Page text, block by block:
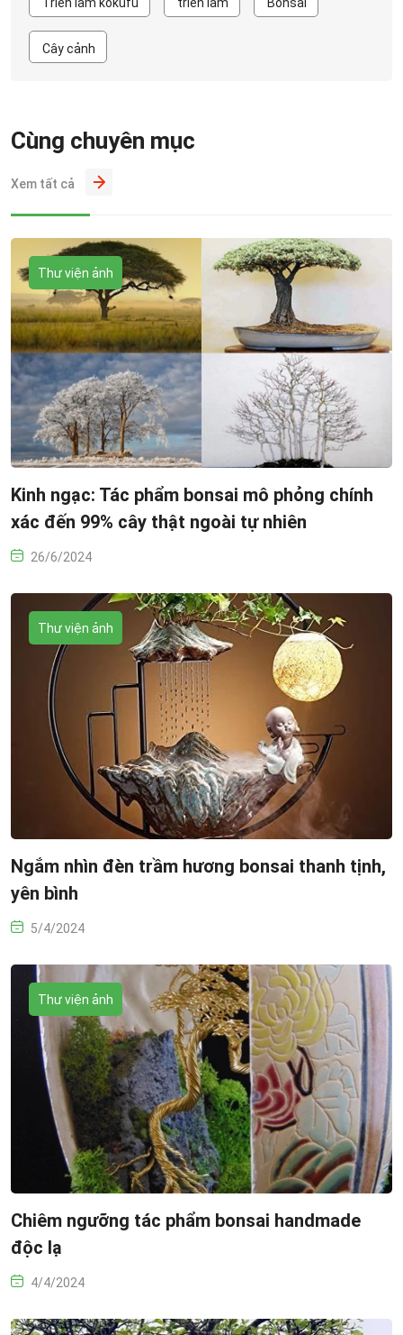
Triển lãm kokufu triển lãm Bonsai
Cây cảnh
Cùng chuyên mục
Xem tất cả
Thư viện ảnh
Kinh ngạc: Tác phẩm bonsai mô phỏng chính
xác đến 99% cây thật ngoài tự nhiên
26/6/2024
Thư viện ảnh
Ngắm nhìn đèn trầm hương bonsai thanh tịnh,
yên bình
5/4/2024
Thư viện ảnh
Chiêm ngưỡng tác phẩm bonsai handmade
độc lạ
4/4/2024